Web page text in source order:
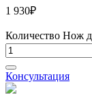
1 930₽
Количество Нож
Консультация